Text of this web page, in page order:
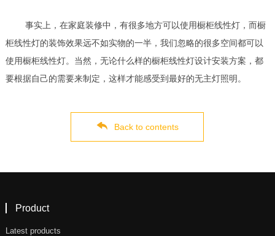
事实上，在家庭装修中，有很多地方可以使用橱柜线性灯，而橱
柜线性灯的装饰效果远不如实物的一半，我们忽略的很多空间都可以
使用橱柜线性灯。当然，无论什么样的橱柜线性灯设计安装方案，都
要根据自己的需要来制定，这样才能感受到最好的无主灯照明。
Back to contents
Product
Latest products